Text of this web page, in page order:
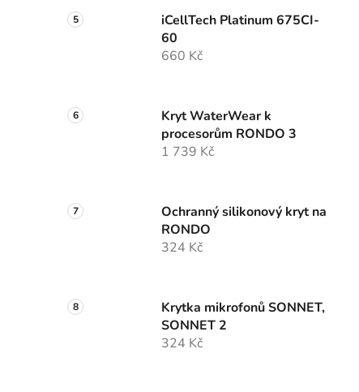
iCellTech Platinum 675CI-
60
660 Kč
Kryt WaterWear k
procesorům RONDO 3
1 739 Kč
Ochranný silikonový kryt na
RONDO
324 Kč
Krytka mikrofonů SONNET,
SONNET 2
324 Kč